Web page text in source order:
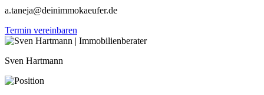
a.taneja@deinimmokaeufer.de
Termin vereinbaren
Sven Hartmann